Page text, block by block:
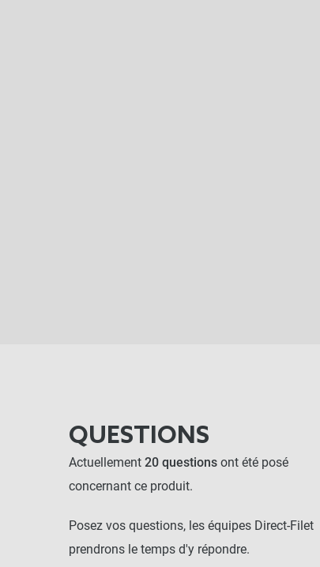
QUESTIONS
Actuellement 20 questions ont été posé
concernant ce produit.
Posez vos questions, les équipes Direct-Filet
prendrons le temps d'y répondre.